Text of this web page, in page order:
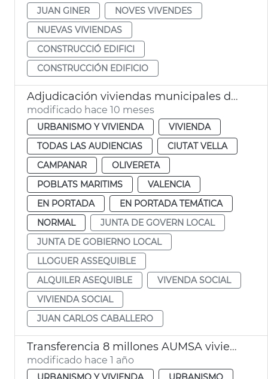
JUAN GINER
NOVES VIVENDES
NUEVAS VIVIENDAS
CONSTRUCCIÓ EDIFICI
CONSTRUCCIÓN EDIFICIO
Adjudicación viviendas municipales de alquiler asequible València
modificado hace 10 meses
URBANISMO Y VIVIENDA
VIVIENDA
TODAS LAS AUDIENCIAS
CIUTAT VELLA
CAMPANAR
OLIVERETA
POBLATS MARITIMS
VALENCIA
EN PORTADA
EN PORTADA TEMÁTICA
NORMAL
JUNTA DE GOVERN LOCAL
JUNTA DE GOBIERNO LOCAL
LLOGUER ASSEQUIBLE
ALQUILER ASEQUIBLE
VIVENDA SOCIAL
VIVIENDA SOCIAL
JUAN CARLOS CABALLERO
Transferencia 8 millones AUMSA viviendas alquiler asequible
modificado hace 1 año